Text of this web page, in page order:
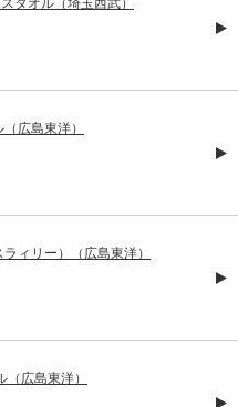
タオル（埼玉西武）
広島東洋）
ィリー）（広島東洋）
広島東洋）